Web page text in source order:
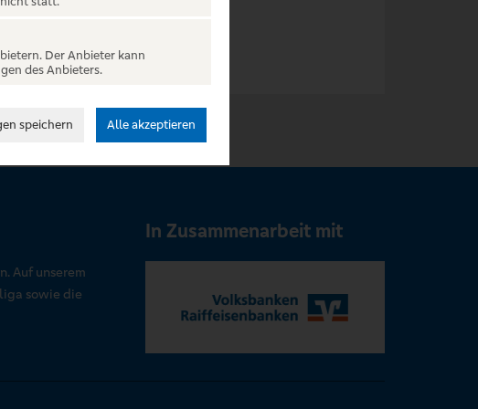
Auf unserem
sowie die
In Zusammenarbeit mit
Der Anbieter kann
des Anbieters.
speichern Alle akzeptieren